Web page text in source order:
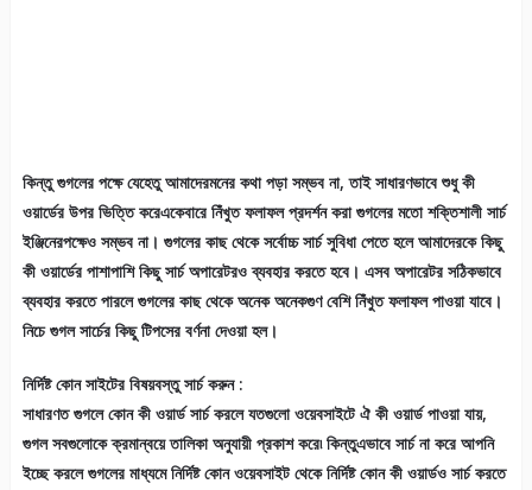
কিন্তু গুগলের পক্ষে যেহেতু আমাদেরমনের কথা পড়া সম্ভব না, তাই সাধারণভাবে শুধু কী
ওয়ার্ডের উপর ভিত্তি করেএকেবারে নিঁখুত ফলাফল প্রদর্শন করা গুগলের মতো শক্তিশালী সার্চ
ইঞ্জিনেরপক্ষেও সম্ভব না। গুগলের কাছ থেকে সর্বোচ্চ সার্চ সুবিধা পেতে হলে আমাদেরকে কিছু
কী ওয়ার্ডের পাশাপাশি কিছু সার্চ অপারেটরও ব্যবহার করতে হবে। এসব অপারেটর সঠিকভাবে
ব্যবহার করতে পারলে গুগলের কাছ থেকে অনেক অনেকগুণ বেশি নিঁখুত ফলাফল পাওয়া যাবে।
নিচে গুগল সার্চের কিছু টিপসের বর্ণনা দেওয়া হল।
নির্দিষ্ট কোন সাইটের বিষয়বস্তু সার্চ করুন :
সাধারণত গুগলে কোন কী ওয়ার্ড সার্চ করলে যতগুলো ওয়েবসাইটে ঐ কী ওয়ার্ড পাওয়া যায়,
গুগল সবগুলোকে ক্রমান্বয়ে তালিকা অনুযায়ী প্রকাশ করে৷ কিন্তুএভাবে সার্চ না করে আপনি
ইচ্ছে করলে গুগলের মাধ্যমে নির্দিষ্ট কোন ওয়েবসাইট থেকে নির্দিষ্ট কোন কী ওয়ার্ডও সার্চ করতে